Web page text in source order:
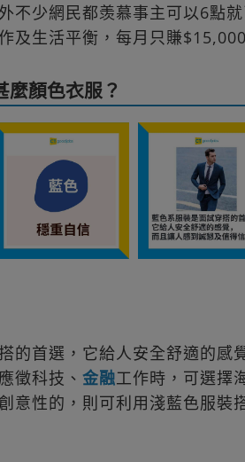
不少網民都羡慕事主可以6點
及生活平衡，每月只賺
麼顏色衣服？
的首選，它給人安全舒適的感
徵科技、 金融工作時，可選擇
意性的，則可利用淺藍色服裝